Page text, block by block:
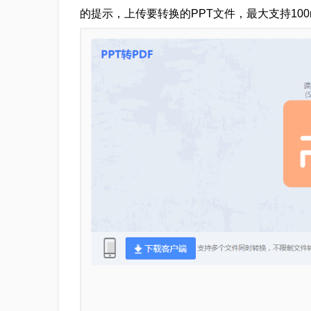
的提示，上传要转换的PPT文件，最大支持